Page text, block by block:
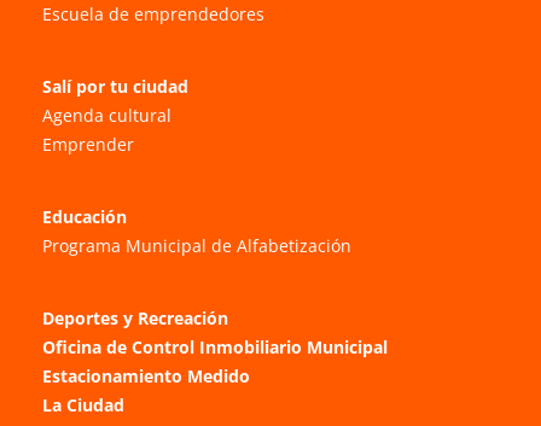
Escuela de emprendedores
Salí por tu ciudad
Agenda cultural
Emprender
Educación
Programa Municipal de Alfabetización
Deportes y Recreación
Oficina de Control Inmobiliario Municipal
Estacionamiento Medido
La Ciudad